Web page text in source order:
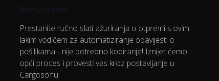
Rasmus Leichter
Prestanite ručno slati ažuriranja o otpremi s ovim
lakim vodičem za automatiziranje obavijesti o
pošiljkama - nije potrebno kodiranje! Iznijet ćemo
opći proces i provesti vas kroz postavljanje u
Cargosonu.